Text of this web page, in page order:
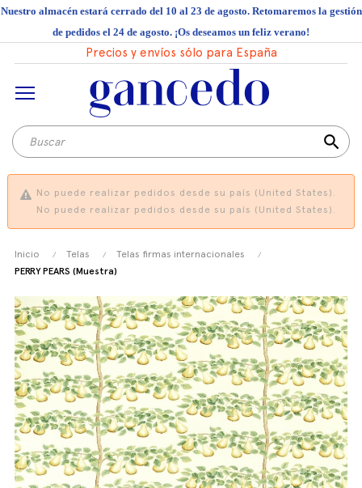
Nuestro almacén estará cerrado del 10 al 23 de agosto. Retomaremos la gestión
de pedidos el 24 de agosto. ¡Os deseamos un feliz verano!
Precios y envíos sólo para España
search
No puede realizar pedidos desde su país (United States).
No puede realizar pedidos desde su país (United States).
Inicio Telas
Telas firmas internacionales
PERRY PEARS (Muestra)